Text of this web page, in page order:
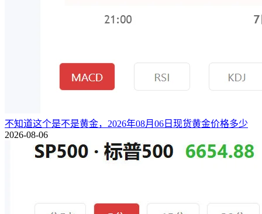
不知道这个是不是黄金，2026年08月06日现货黄金价格多少
2026-08-06